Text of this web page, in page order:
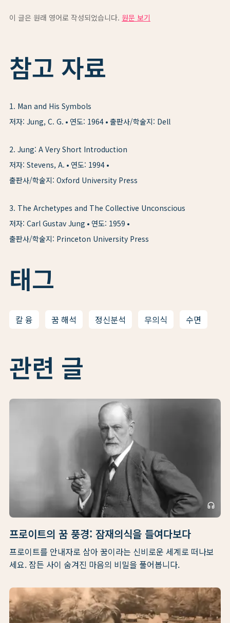
이 글은 원래 영어로 작성되었습니다. 원문 보기
참고 자료
1. Man and His Symbols
저자: Jung, C. G.
연도: 1964 출판사/학술지: Dell
2. Jung: A Very Short Introduction
저자: Stevens, A.
연도: 1994
출판사/학술지: Oxford University Press
3. The Archetypes and The Collective Unconscious
저자: Carl Gustav Jung
연도: 1959
출판사/학술지: Princeton University Press
태그
칼 융 꿈 해석 정신분석 무의식 수면
관련 글
headphones
프로이트의 꿈 풍경: 잠재의식을 들여다보다
프로이트를 안내자로 삼아 꿈이라는 신비로운 세계로 떠나보
세요. 잠든 사이 숨겨진 마음의 비밀을 풀어봅니다.